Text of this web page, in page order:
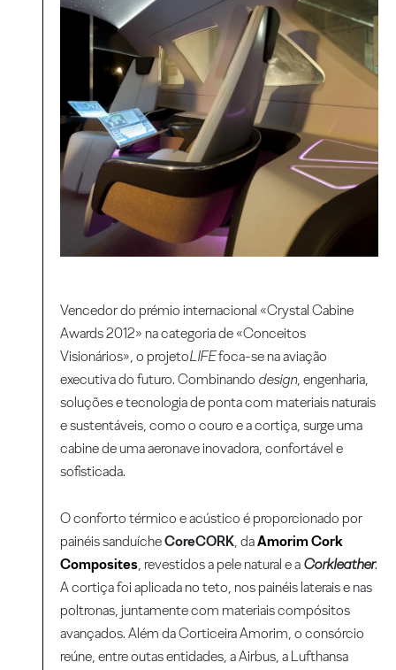
Vencedor do prémio internacional «Crystal Cabine
Awards 2012» na categoria de «Conceitos
Visionários», o projetoLIFEfoca-se na aviação
executiva do futuro. Combinando design, engenharia,
soluções e tecnologia de ponta com materiais naturais
e sustentáveis, como o couro e a cortiça, surge uma
cabine de uma aeronave inovadora, confortável e
sofisticada.
O conforto térmico e acústico é proporcionado por
painéis sanduícheCoreCORK, daAmorim Cork
Composites, revestidos a pele natural e a Corkleather.
A cortiça foi aplicada no teto, nos painéis laterais e nas
poltronas, juntamente com materiais compósitos
avançados. Além da Corticeira Amorim, o consórcio
reúne, entre outas entidades, a Airbus, a Lufthansa